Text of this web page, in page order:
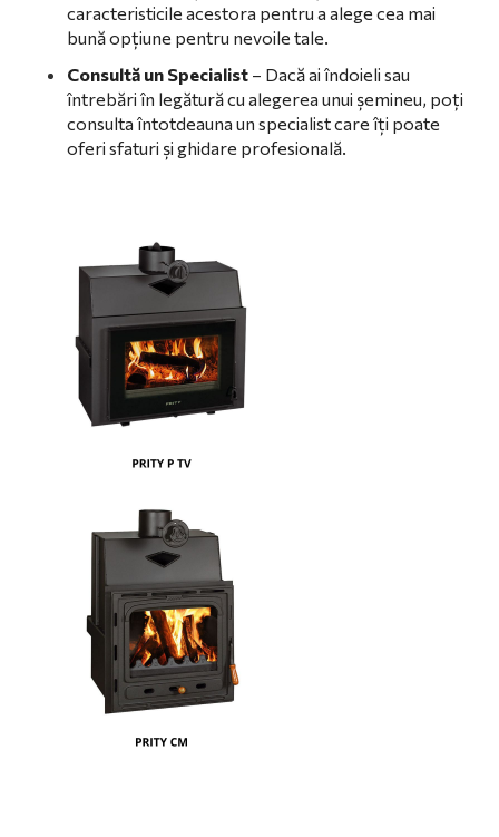
caracteristicile acestora pentru a alege cea mai
bună opțiune pentru nevoile tale.
Consultă un Specialist – Dacă ai îndoieli sau
întrebări în legătură cu alegerea unui șemineu, poți
consulta întotdeauna un specialist care îți poate
oferi sfaturi și ghidare profesională.